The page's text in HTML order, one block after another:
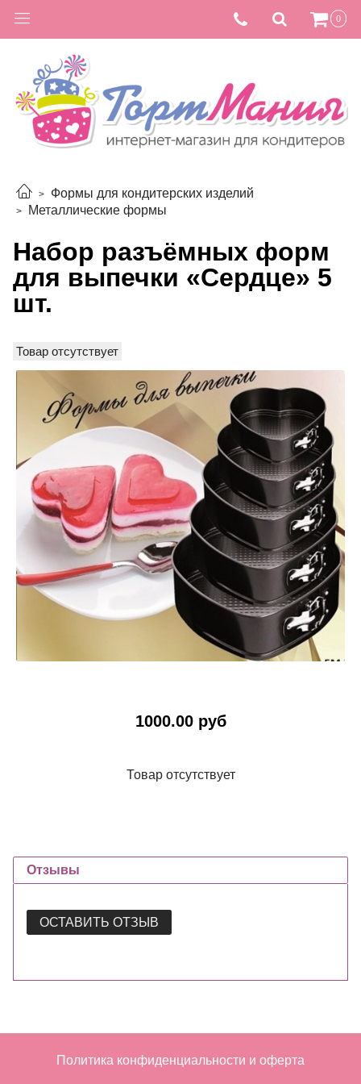
0
Формы для кондитерских изделий
Металлические формы
Набор разъёмных форм
для выпечки «Сердце» 5
шт.
Товар отсутствует
1000.00 руб
Товар отсутствует
Отзывы
ОСТАВИТЬ ОТЗЫВ
Политика конфиденциальности и оферта